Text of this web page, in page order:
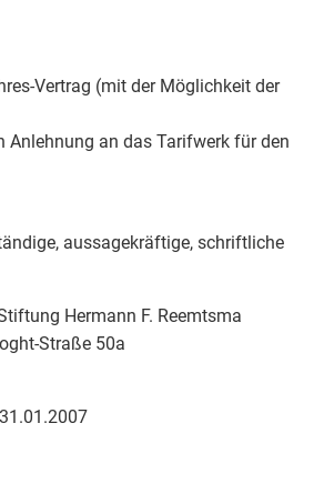
Vertrag (mit der Möglichkeit der
Anlehnung an das Tarifwerk für den
aussagekräftige, schriftliche
Hermann F. Reemtsma
Straße 50a